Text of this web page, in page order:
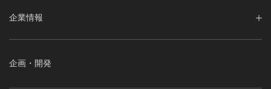
企業情報
企画・開発